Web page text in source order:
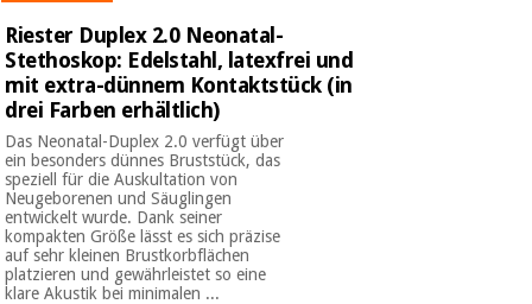
Riester Duplex 2.0 Neonatal-
Stethoskop: Edelstahl, latexfrei und
mit extra-dünnem Kontaktstück (in
drei Farben erhältlich)
Das Neonatal-Duplex 2.0 verfügt über
ein besonders dünnes Bruststück, das
speziell für die Auskultation von
Neugeborenen und Säuglingen
entwickelt wurde. Dank seiner
kompakten Größe lässt es sich präzise
auf sehr kleinen Brustkorbflächen
platzieren und gewährleistet so eine
klare Akustik bei minimalen ...